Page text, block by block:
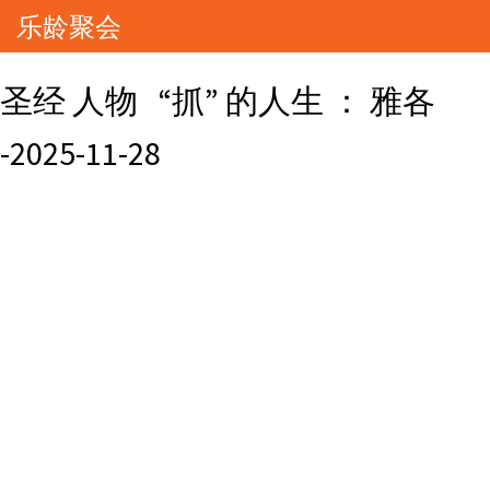
乐龄聚会
圣经 人物 “抓” 的人生 ： 雅各
-2025-11-28